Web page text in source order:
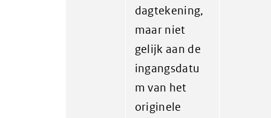
dagtekening,
maar niet
gelijk aan de
ingangsdatu
m van het
originele